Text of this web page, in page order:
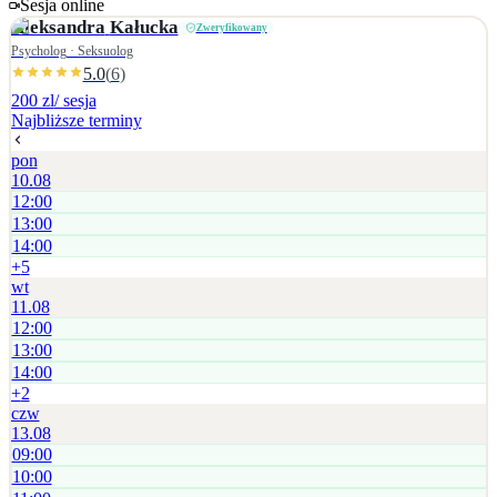
dalszych kroków w atmosferze współpracy i zaufania.
Sesja online
Aleksandra Kałucka Zweryfikowany
Psycholog · Seksuolog
5.0(6)
200 zl/ sesja
Najbliższe terminy
pon
10.08
12:00
13:00
14:00
+5
wt
11.08
12:00
13:00
14:00
+2
czw
13.08
09:00
10:00